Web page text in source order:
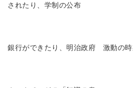
されたり、学制の公布
銀行ができたり、明治政府 激動の時